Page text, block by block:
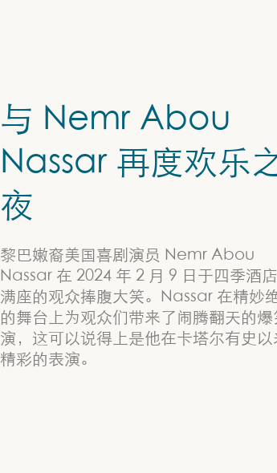
与 Nemr Abou
Nassar 再度欢乐
夜
黎巴嫩裔美国喜剧演员 Nemr Abou
Nassar 在 2024 年 2 月 9 日于四季酒
满座的观众捧腹大笑。Nassar 在精妙
的舞台上为观众们带来了闹腾翻天的爆
演，这可以说得上是他在卡塔尔有史以
精彩的表演。